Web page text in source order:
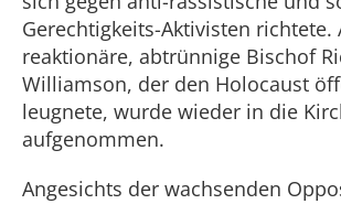
Gerechtigkeits-Aktivisten richtete.
reaktionäre, abtrünnige Bischof
Williamson, der den Holocaust
leugnete, wurde wieder in die
aufgenommen.
Angesichts der wachsenden